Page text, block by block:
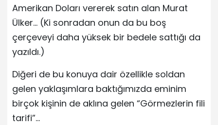
Amerikan Doları vererek satın alan Murat
Ülker… (Ki sonradan onun da bu boş
çerçeveyi daha yüksek bir bedele sattığı da
yazıldı.)
Diğeri de bu konuya dair özellikle soldan
gelen yaklaşımlara baktığımızda eminim
birçok kişinin de aklına gelen “Görmezlerin fili
tarifi”…